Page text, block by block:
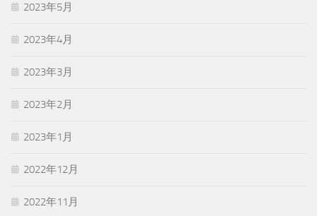
2023年5月
2023年4月
2023年3月
2023年2月
2023年1月
2022年12月
2022年11月